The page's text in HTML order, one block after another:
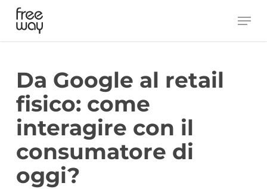
Skip
main
Da Google al retail
fisico: come
interagire con il
consumatore di
oggi?